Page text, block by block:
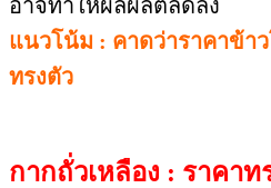
สหรัฐอเมริกาเริ่มเก็บเกี่ยว
สภาพอากาศค่อนข้างดี ทำใ
ตลาดลดลงเล็กน้อย